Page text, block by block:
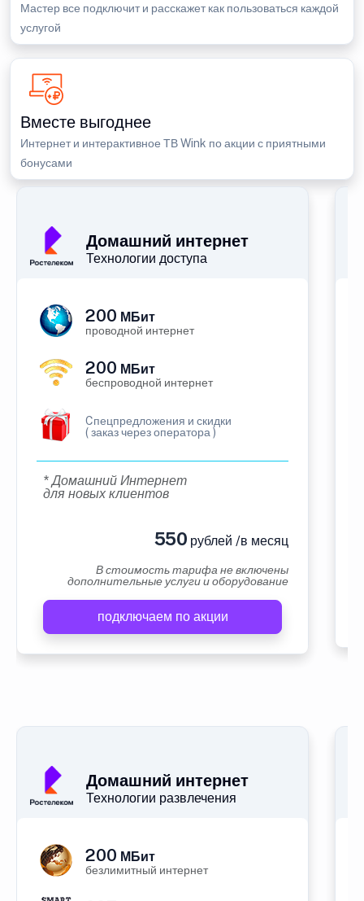
Мастер все подключит и расскажет как пользоваться каждой
услугой
Вместе выгоднее
Интернет и интерактивное ТВ Wink по акции с приятными
бонусами
Домашний интернет
Технологии доступа
200 МБит
проводной интернет
200 МБит
беспроводной интернет
Cпецпредложения и скидки
( заказ через оператора )
* Домашний Интернет
для новых клиентов
550 рублей /в месяц
В стоимость тарифа не включены
дополнительные услуги и оборудование
подключаем по акции
Домашний интернет
Технологии развлечения
200 МБит
безлимитный интернет